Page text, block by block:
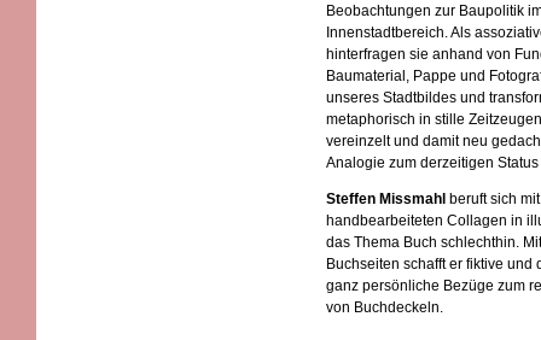
Beobachtungen zur Baupolitik
Innenstadtbereich. Als
hinterfragen sie anhand von
Baumaterial, Pappe und
unseres Stadtbildes und
metaphorisch in stille
vereinzelt und damit neu
Analogie zum derzeitigen
Steffen Missmahl beruft sich
handbearbeiteten Collagen in
das Thema Buch schlechthin.
Buchseiten schafft er fiktive und
ganz persönliche Bezüge zum
von Buchdeckeln.